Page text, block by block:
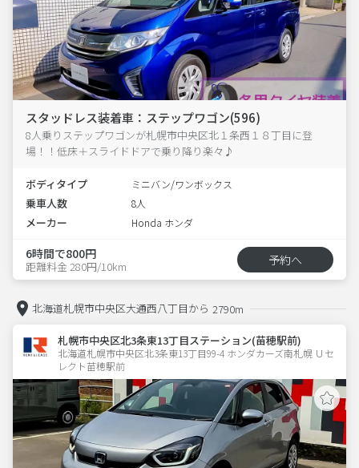
スタッドレス装着車：ステップワゴン(596)
8人乗りステップワゴンが札幌市中央区北１条西１８丁目に登
場！！低床＋スライドドアで乗り降り楽々♪
ボディタイプ ミニバン/ワンボックス
乗車人数 8人
メーカー Honda ホンダ
6時間で800円
距離料金 280円/10km 予約へ
北海道札幌市中央区大通西八丁目から 2790m
札幌市中央区北3条東13丁目ステーション(苗穂駅前)
北海道札幌市中央区北3条東13丁目99-4 ホンダカーズ南札幌 Ｕセ
レクト苗穂駅前